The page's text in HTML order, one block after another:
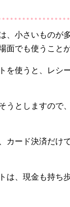
、小さいものが
面でも使うこと
を使うと、レシ
うとしますので
カード決済だけ
は、現金も持ち